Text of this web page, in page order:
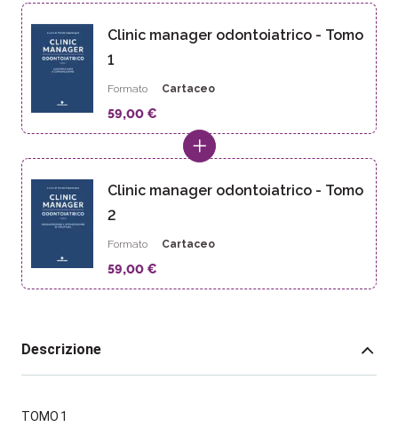
Clinic manager odontoiatrico - Tomo
1
Formato Cartaceo
59,00 €
Clinic manager odontoiatrico - Tomo
2
Formato Cartaceo
59,00 €
Descrizione
TOMO 1